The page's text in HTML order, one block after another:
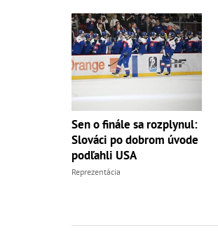
Sen o finále sa rozplynul:
Slováci po dobrom úvode
podľahli USA
Reprezentácia